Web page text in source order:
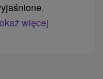
więcej